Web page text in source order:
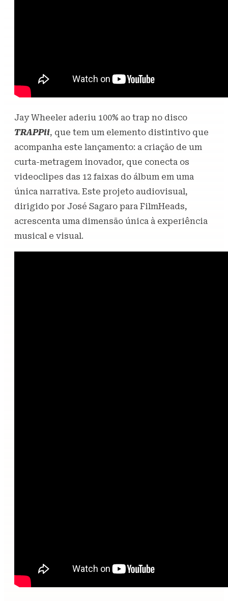
Jay Wheeler aderiu 100% ao trap no disco
TRAPPii, que tem um elemento distintivo que
acompanha este lançamento: a criação de um
curta-metragem inovador, que conecta os
videoclipes das 12 faixas do álbum em uma
única narrativa. Este projeto audiovisual,
dirigido por José Sagaro para FilmHeads,
acrescenta uma dimensão única à experiência
musical e visual.